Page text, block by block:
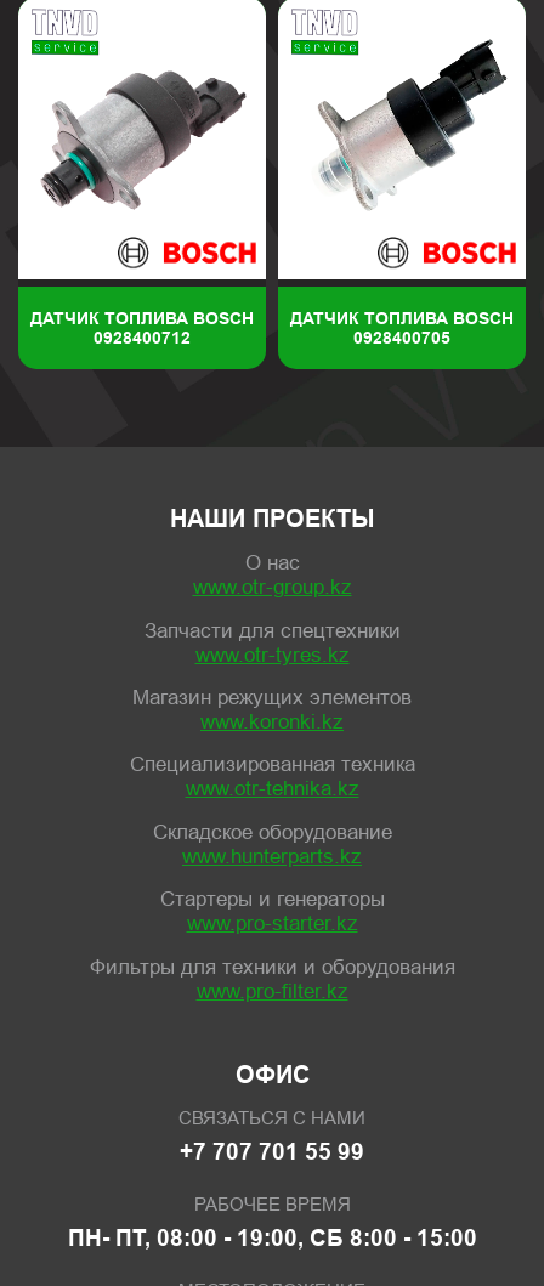
ДАТЧИК ТОПЛИВА BOSCH
0928400712
ДАТЧИК ТОПЛИВА BOSCH
0928400705
НАШИ ПРОЕКТЫ
О нас
www.otr-group.kz
Запчасти для спецтехники
www.otr-tyres.kz
Магазин режущих элементов
www.koronki.kz
Специализированная техника
www.otr-tehnika.kz
Складское оборудование
www.hunterparts.kz
Стартеры и генераторы
www.pro-starter.kz
Фильтры для техники и оборудования
www.pro-filter.kz
ОФИС
СВЯЗАТЬСЯ С НАМИ
+7 707 701 55 99
РАБОЧЕЕ ВРЕМЯ
ПН- ПТ, 08:00 - 19:00, СБ 8:00 - 15:00